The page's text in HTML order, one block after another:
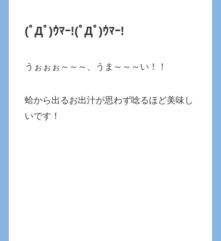
(ﾟДﾟ)ｳﾏｰ!(ﾟДﾟ)ｳﾏｰ!
うぉぉぉ～～～、うま～～～い！！
蛤から出るお出汁が思わず唸るほど美味し
いです！